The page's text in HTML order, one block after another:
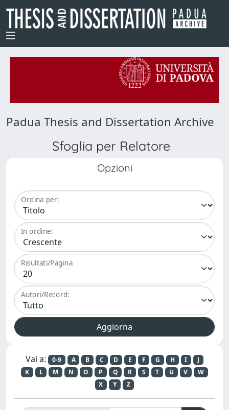
Padua Thesis and Dissertation Archive
Sfoglia per Relatore
Opzioni
Ordina per:
In ordine:
Risultati/Pagina
Autori/Record:
Vai a: 0-9 A B C D E F G H I
J
K
L M N O P Q R S T U V
W
X
Y Z